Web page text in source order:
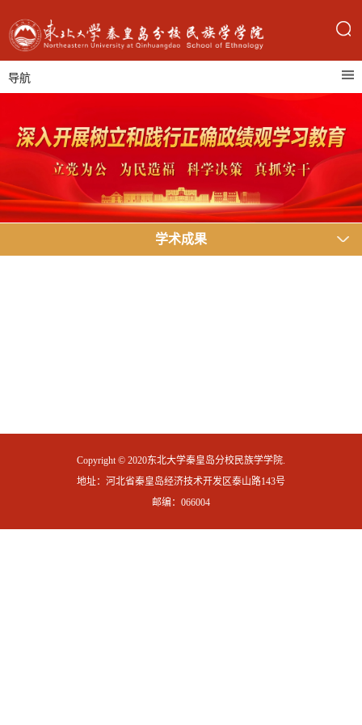
导航
学术成果
Copyright © 2020东北大学秦皇岛分校民族学学院.
地址：河北省秦皇岛经济技术开发区泰山路143号
邮编：066004